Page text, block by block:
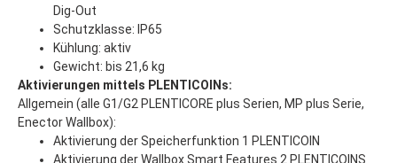
Dig-Out
Schutzklasse: IP65
Kühlung: aktiv
Gewicht: bis 21,6 kg
Aktivierungen mittels PLENTICOINs:
Allgemein (alle G1/G2 PLENTICORE plus Serien, MP plus Serie,
Enector Wallbox):
Aktivierung der Speicherfunktion 1 PLENTICOIN
Aktivierung der Wallbox Smart Features 2 PLENTICOINS